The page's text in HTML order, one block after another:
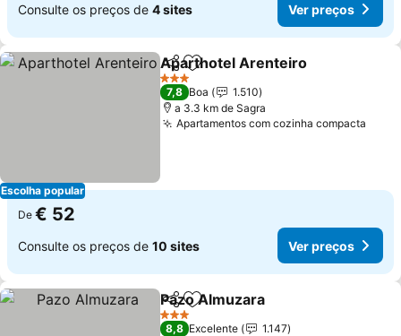
Consulte os preços de 4 sites Ver preços
Escolha popular
PartilharAdicionar aos favoritos
Aparthotel Arenteiro
3 Estrelas
7,8 Boa
1.510
a 3.3 km de Sagra
Apartamentos com cozinha compacta
De € 52
Consulte os preços de 10 sites Ver preços
PartilharAdicionar aos favoritos
Pazo Almuzara
3 Estrelas
8,8 Excelente
1.147